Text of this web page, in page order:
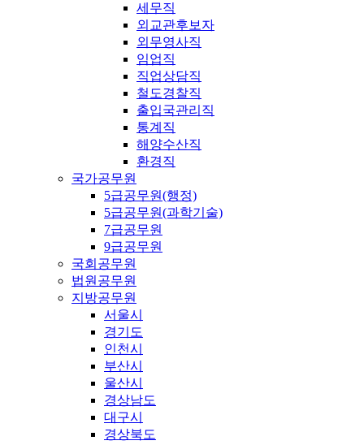
세무직
외교관후보자
외무영사직
임업직
직업상담직
철도경찰직
출입국관리직
통계직
해양수산직
환경직
국가공무원
5급공무원(행정)
5급공무원(과학기술)
7급공무원
9급공무원
국회공무원
법원공무원
지방공무원
서울시
경기도
인천시
부산시
울산시
경상남도
대구시
경상북도